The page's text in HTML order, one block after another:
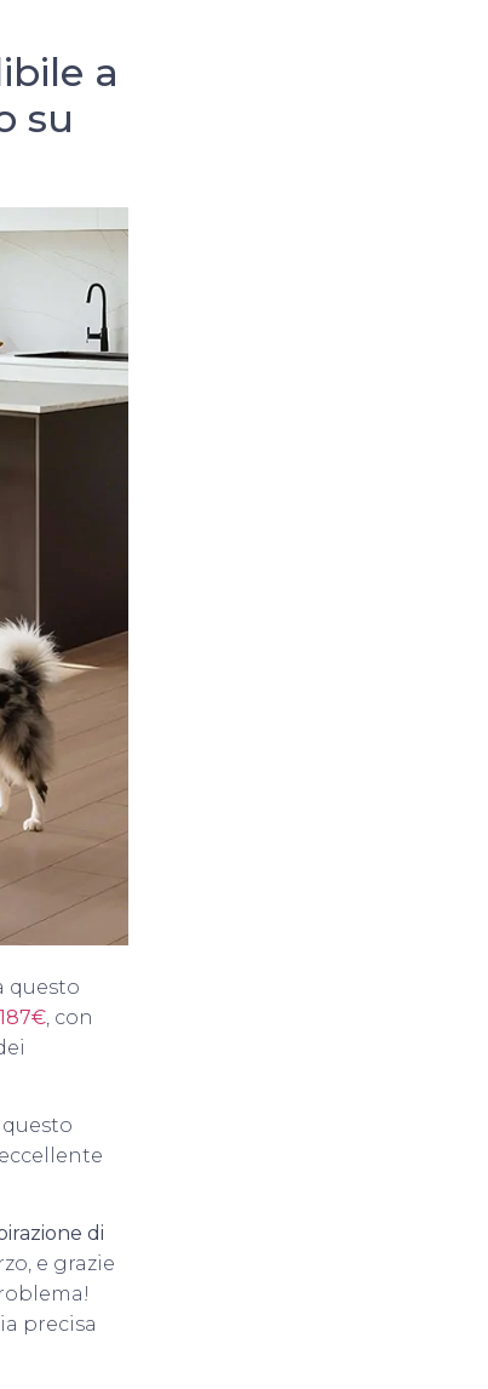
a
su
questo
, con
di
e grazie
precisa